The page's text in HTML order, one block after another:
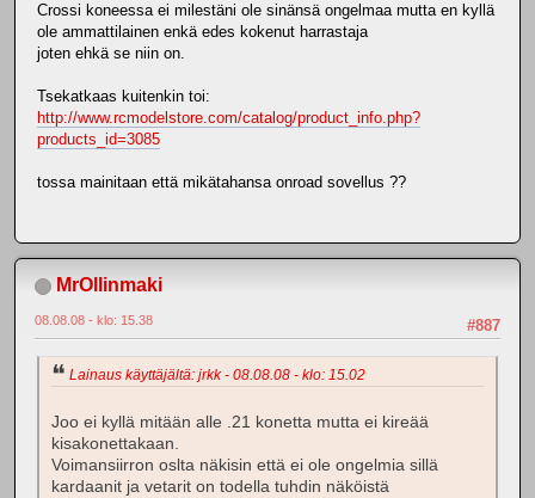
Crossi koneessa ei milestäni ole sinänsä ongelmaa mutta en kyllä
ole ammattilainen enkä edes kokenut harrastaja
joten ehkä se niin on.
Tsekatkaas kuitenkin toi:
http://www.rcmodelstore.com/catalog/product_info.php?
products_id=3085
tossa mainitaan että mikätahansa onroad sovellus ??
MrOllinmaki
#887
08.08.08 - klo: 15.38
Lainaus käyttäjältä: jrkk - 08.08.08 - klo: 15.02
Joo ei kyllä mitään alle .21 konetta mutta ei kireää
kisakonettakaan.
Voimansiirron oslta näkisin että ei ole ongelmia sillä
kardaanit ja vetarit on todella tuhdin näköistä